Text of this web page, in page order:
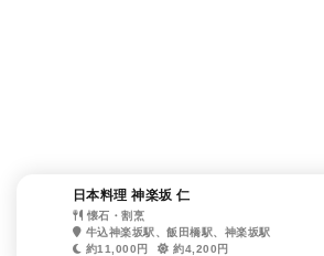
日本料理 神楽坂 仁
懐石・割烹
牛込神楽坂駅、飯田橋駅、神楽坂駅
約11,000円
約4,200円